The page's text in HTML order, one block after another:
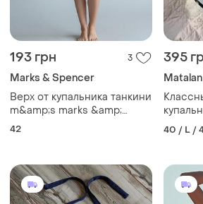
193 грн 3
Marks & Spencer
Верх от купальника танкини
m&amp;s marks &amp;
spencer 42/l сине-белый
42
395
Мatalan
в
40 / L /